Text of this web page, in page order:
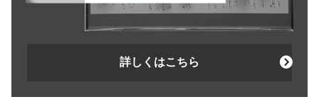
詳しくはこちら